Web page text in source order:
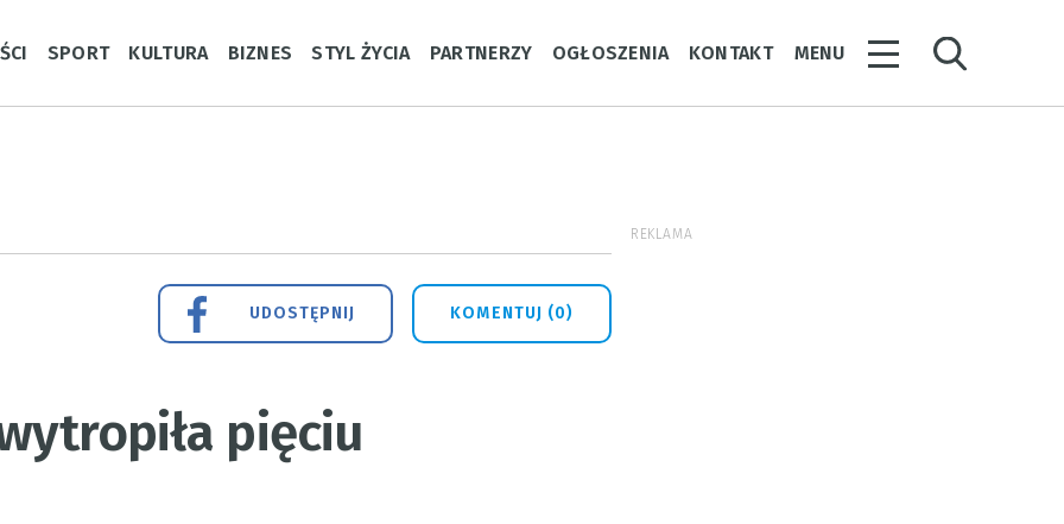
SPORT KULTURA BIZNES STYL ŻYCIA PARTNERZY OGŁOSZENIA KONTAKT MENU
KOMENTUJ (0)
UDOSTĘPNIJ
pięciu
REKLAMA